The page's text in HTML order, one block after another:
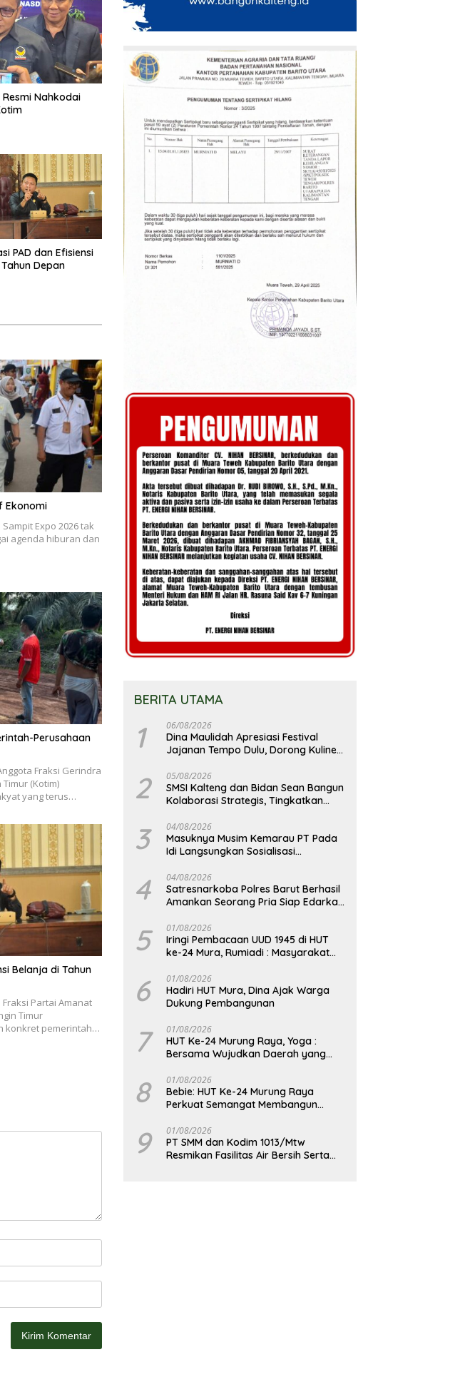
Nahkodai
PAD dan Efisiensi
Depan
Ekonomi
Sampit Expo 2026 tak
agenda hiburan dan
Perusahaan
Fraksi Gerindra
(Kotim)
yang terus…
Belanja di Tahun
Fraksi Partai Amanat
Timur
konkret pemerintah…
BERITA UTAMA
1 06/08/2026
Dina Maulidah Apresiasi Festival
Jajanan Tempo Dulu, Dorong Kuliner
2 05/08/2026
SMSI Kalteng dan Bidan Sean Bangun
Kolaborasi Strategis, Tingkatkan
3 04/08/2026
Masuknya Musim Kemarau PT Pada
Idi Langsungkan Sosialisasi
4 04/08/2026
Satresnarkoba Polres Barut Berhasil
Amankan Seorang Pria Siap Edarkan
Gram
5 01/08/2026
Iringi Pembacaan UUD 1945 di HUT
ke-24 Mura, Rumiadi : Masyarakat
yang Lebih Besar
6 01/08/2026
Hadiri HUT Mura, Dina Ajak Warga
Dukung Pembangunan
7 01/08/2026
HUT Ke-24 Murung Raya, Yoga :
Bersama Wujudkan Daerah yang
8 01/08/2026
Bebie: HUT Ke-24 Murung Raya
Perkuat Semangat Membangun
9 01/08/2026
PT SMM dan Kodim 1013/Mtw
Resmikan Fasilitas Air Bersih Serta